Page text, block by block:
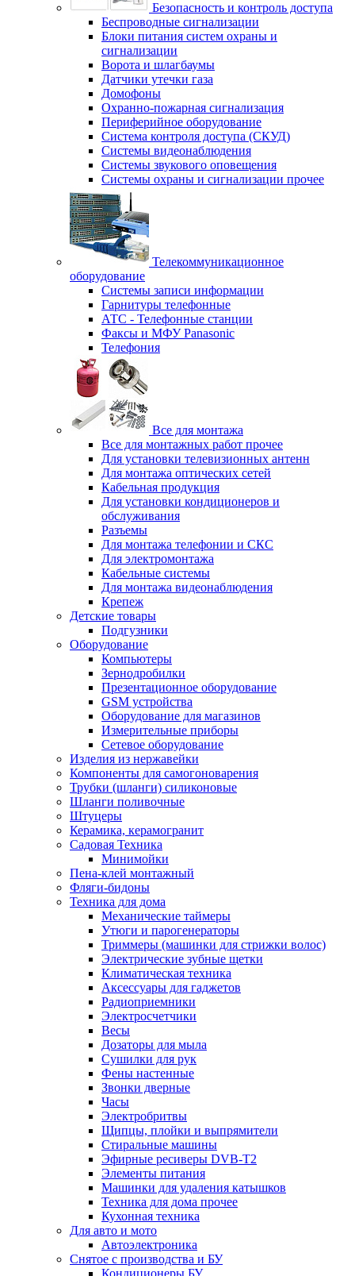
Безопасность и контроль доступа
Беспроводные сигнализации
Блоки питания систем охраны и
сигнализации
Ворота и шлагбаумы
Датчики утечки газа
Домофоны
Охранно-пожарная сигнализация
Периферийное оборудование
Система контроля доступа (СКУД)
Системы видеонаблюдения
Системы звукового оповещения
Системы охраны и сигнализации прочее
Телекоммуникационное
оборудование
Системы записи информации
Гарнитуры телефонные
АТС - Телефонные станции
Факсы и МФУ Panasonic
Телефония
Все для монтажа
Все для монтажных работ прочее
Для установки телевизионных антенн
Для монтажа оптических сетей
Кабельная продукция
Для установки кондиционеров и
обслуживания
Разъемы
Для монтажа телефонии и СКС
Для электромонтажа
Кабельные системы
Для монтажа видеонаблюдения
Крепеж
Детские товары
Подгузники
Оборудование
Компьютеры
Зернодробилки
Презентационное оборудование
GSM устройства
Оборудование для магазинов
Измерительные приборы
Сетевое оборудование
Изделия из нержавейки
Компоненты для самогоноварения
Трубки (шланги) силиконовые
Шланги поливочные
Штуцеры
Керамика, керамогранит
Садовая Техника
Минимойки
Пена-клей монтажный
Фляги-бидоны
Техника для дома
Механические таймеры
Утюги и парогенераторы
Триммеры (машинки для стрижки волос)
Электрические зубные щетки
Климатическая техника
Аксессуары для гаджетов
Радиоприемники
Электросчетчики
Весы
Дозаторы для мыла
Сушилки для рук
Фены настенные
Звонки дверные
Часы
Электробритвы
Щипцы, плойки и выпрямители
Стиральные машины
Эфирные ресиверы DVB-T2
Элементы питания
Машинки для удаления катышков
Техника для дома прочее
Кухонная техника
Для авто и мото
Автоэлектроника
Снятое с производства и БУ
Кондиционеры БУ